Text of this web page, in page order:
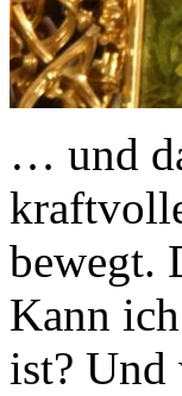
… und
bewegt.
Kann
ist? Und